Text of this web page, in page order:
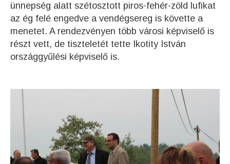
ünnepség alatt szétosztott piros-fehér-zöld lufikat
az ég felé engedve a vendégsereg is követte a
menetet. A rendezvényen több városi képviselő is
részt vett, de tiszteletét tette Ikotity István
országgyűlési képviselő is.